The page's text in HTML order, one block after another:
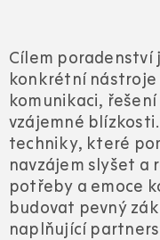
Cílem
konkrétní
komunikaci,
vzájemné
techniky, které
navzájem slyšet a
potřeby a emoce
budovat pevný
naplňující